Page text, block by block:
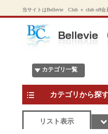
当サイトはBellevie Club ＋ club off会
カテゴリ一覧
カテゴリから探
リスト表示